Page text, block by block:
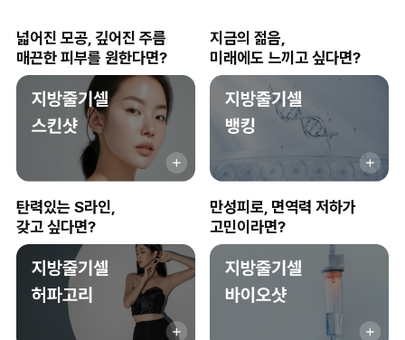
넓어진 모공, 깊어진 주름
매끈한 피부를 원한다면?
지금의 젊음,
미래에도 느끼고 싶다면?
탄력있는 S라인,
갖고 싶다면?
만성피로, 면역력 저하가
고민이라면?